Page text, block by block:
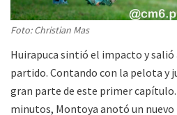
Foto: Christian Mas
Huirapuca sintió el impacto y salió
partido. Contando con la pelota y
gran parte de este primer capítulo.
minutos, Montoya anotó un nuevo